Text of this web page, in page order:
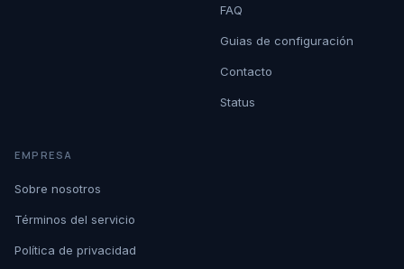
FAQ
Guias de configuración
Contacto
Status
EMPRESA
Sobre nosotros
Términos del servicio
Política de privacidad